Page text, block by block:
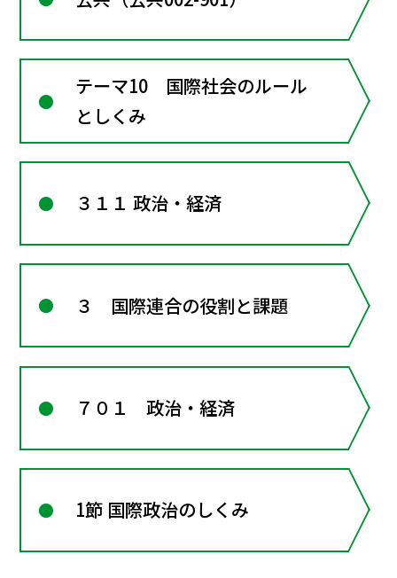
テーマ10 国際社会のルール
としくみ
３１１ 政治・経済
３ 国際連合の役割と課題
７０１ 政治・経済
1節 国際政治のしくみ